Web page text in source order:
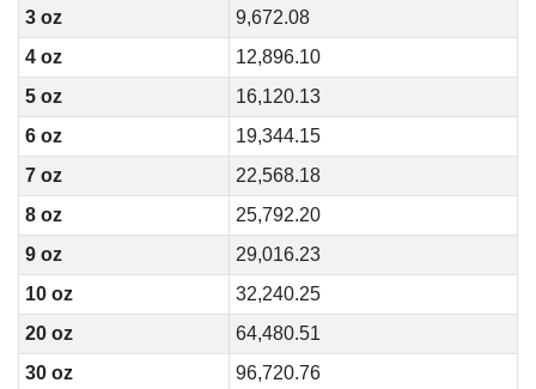
3 oz
9,672.08
4 oz
12,896.10
5 oz
16,120.13
6 oz
19,344.15
7 oz
22,568.18
8 oz
25,792.20
9 oz
29,016.23
10 oz
32,240.25
20 oz
64,480.51
30 oz
96,720.76